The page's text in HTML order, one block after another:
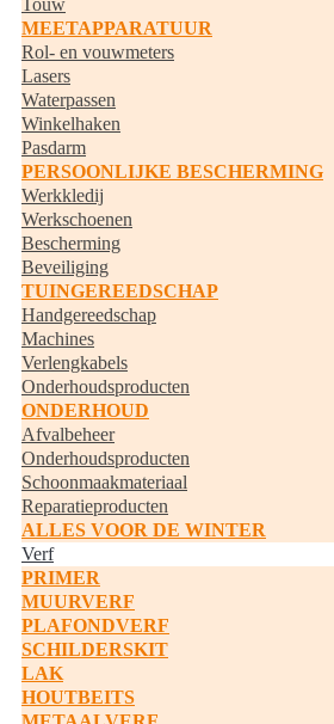
Touw
MEETAPPARATUUR
Rol- en vouwmeters
Lasers
Waterpassen
Winkelhaken
Pasdarm
PERSOONLIJKE BESCHERMING
Werkkledij
Werkschoenen
Bescherming
Beveiliging
TUINGEREEDSCHAP
Handgereedschap
Machines
Verlengkabels
Onderhoudsproducten
ONDERHOUD
Afvalbeheer
Onderhoudsproducten
Schoonmaakmateriaal
Reparatieproducten
ALLES VOOR DE WINTER
Verf
PRIMER
MUURVERF
PLAFONDVERF
SCHILDERSKIT
LAK
HOUTBEITS